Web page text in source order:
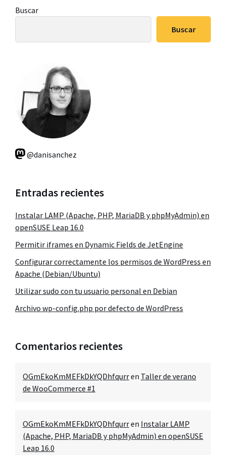
Barra
Buscar
Buscar
@danisanchez
Entradas recientes
Instalar LAMP (Apache, PHP, MariaDB y phpMyAdmin) en
openSUSE Leap 16.0
Permitir iframes en Dynamic Fields de JetEngine
Configurar correctamente los permisos de WordPress en
Apache (Debian/Ubuntu)
Utilizar sudo con tu usuario personal en Debian
Archivo wp-config.php por defecto de WordPress
Comentarios recientes
OGmEkoKmMEFkDkYQDhfqurren Taller de verano
de WooCommerce #1
OGmEkoKmMEFkDkYQDhfqurren Instalar LAMP
(Apache, PHP, MariaDB y phpMyAdmin) en openSUSE
Leap 16.0